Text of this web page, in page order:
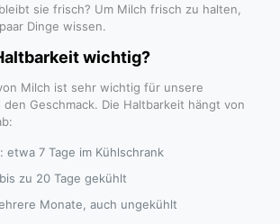
sie frisch? Um Milch frisch zu halten,
Dinge wissen.
wichtig?
Milch ist sehr wichtig für unsere
Geschmack. Die Haltbarkeit hängt von
etwa 7 Tage im Kühlschrank
zu 20 Tage gekühlt
Monate, auch ungekühlt